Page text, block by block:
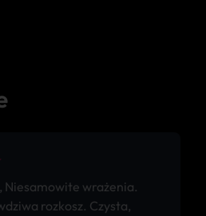
Niesamowite wrażenia.
rozkosz. Czysta,